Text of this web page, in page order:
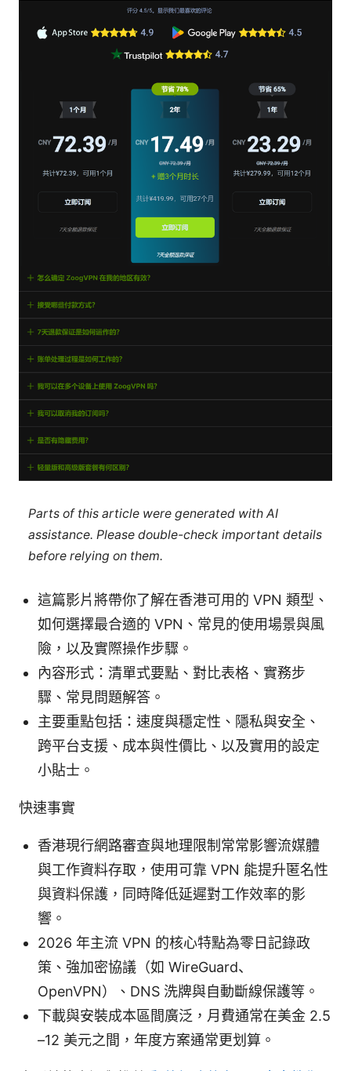
Parts of this article were generated with AI
assistance. Please double-check important details
before relying on them.
這篇影片將帶你了解在香港可用的 VPN 類型、
如何選擇最合適的 VPN、常見的使用場景與風
險，以及實際操作步驟。
內容形式：清單式要點、對比表格、實務步
驟、常見問題解答。
主要重點包括：速度與穩定性、隱私與安全、
跨平台支援、成本與性價比、以及實用的設定
小貼士。
快速事實
香港現行網路審查與地理限制常常影響流媒體
與工作資料存取，使用可靠 VPN 能提升匿名性
與資料保護，同時降低延遲對工作效率的影
響。
2026 年主流 VPN 的核心特點為零日記錄政
策、強加密協議（如 WireGuard、
OpenVPN）、DNS 洗牌與自動斷線保護等。
下載與安裝成本區間廣泛，月費通常在美金 2.5
–12 美元之間，年度方案通常更划算。